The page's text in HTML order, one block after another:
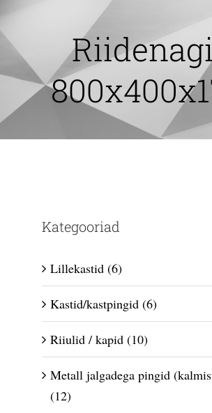
to
content
Kategooriad
Lillekastid (6)
Kastid/kastpingid (6)
Riiulid / kapid (10)
Metall jalgadega pingid
(12)